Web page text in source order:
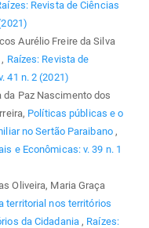
Revista de Ciências
Aurélio Freire da Silva
, Raízes: Revista de
41 n. 2 (2021)
da Paz Nascimento dos
Políticas públicas e o
no Sertão Paraibano ,
e Econômicas: v. 39 n. 1
Oliveira, Maria Graça
territorial nos territórios
da Cidadania , Raízes: